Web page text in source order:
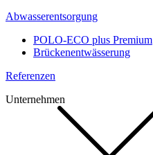
Abwasserentsorgung
POLO-ECO plus Premium
Brückenentwässerung
Referenzen
Unternehmen